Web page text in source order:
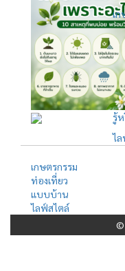
เ
รู้
ไ
เกษตรกรรม
ท่องเที่ยว
แบบบ้าน
ไลฟ์สไตล์
©